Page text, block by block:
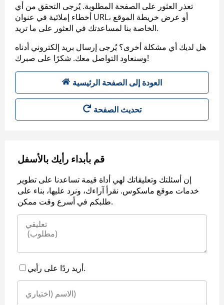
تعذر العثور على الصفحة المطلوبة. يُرجى التحقق من أي
أخطاء إملائية في عنوان URL، أو عرض خريطة الموقع
الخاصة بنا لمساعدتك في العثور على ما تريد.
هل لديك أي مشكلة أخرى؟ يُرجى إرسال بريد إلكتروني أدناه
وسنعاود التواصل معك. شكرًا على صبرك!
العودة إلى الصفحة الرئيسية
تحديث الصفحة
قم بأبداء رأيك بالأسفل
إن أسئلتك وتعليقاتك لهي أداة قيمة تساعدنا على تطوير
خدمات موقع ماسكوس. نقرأ آراءك، ونرد عليها، بناء على
طلبكم في أسرع وقت ممكن.
أريد ردًا على رأيي.